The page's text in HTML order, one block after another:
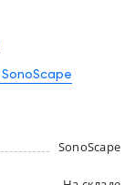
SonoScape